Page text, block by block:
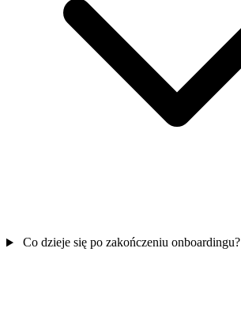
Co dzieje się po zakończeniu onboardingu?